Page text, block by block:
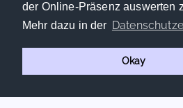
der Online-Präsenz auswerten
Mehr dazu in der
Okay